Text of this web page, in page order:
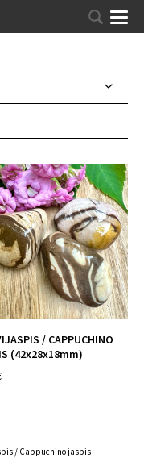
/ CAPPUCHINO
(42x28x18mm)
/ Cappuchino jaspis